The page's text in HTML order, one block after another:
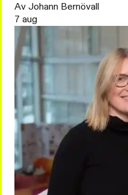
Av Johann Bernövall
7 aug